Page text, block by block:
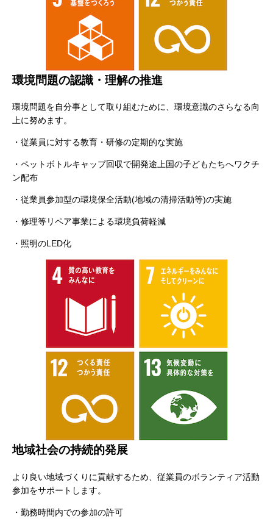
環境問題の認識・理解の推進
環境問題を自分事として取り組むために、環境意識のさらなる向
上に努めます。
・従業員に対する教育・研修の定期的な実施
・ペットボトルキャップ回収で開発途上国の子どもたちへワクチ
ン配布
・従業員参加型の環境保全活動(地域の清掃活動等)の実施
・修理等リペア事業による環境負荷軽減
・照明のLED化
地域社会の持続的発展
より良い地域づくりに貢献するため、従業員のボランティア活動
参加をサポートします。
・勤務時間内での参加の許可